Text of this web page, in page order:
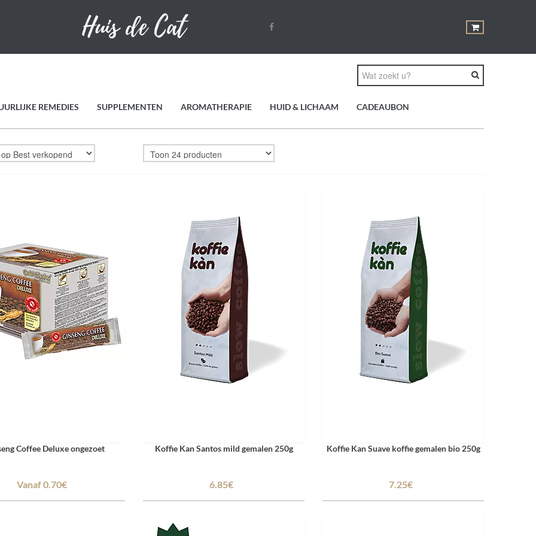
REMEDIES SUPPLEMENTEN AROMATHERAPIE HUID & LICHAAM CADEAUBON
Coffee Deluxe ongezoet
Vanaf 0.70€
Koffie Kan Santos mild gemalen 250g
6.85€
Koffie Kan Suave koffie gemalen bio 250g
7.25€